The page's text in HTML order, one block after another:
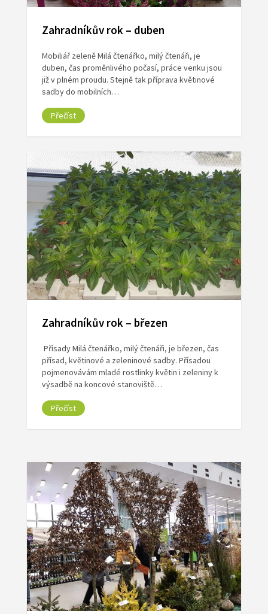
Zahradníkův rok – duben
Mobiliář zeleně Milá čtenářko, milý čtenáři, je
duben, čas proměnlivého počasí, práce venku jsou
již v plném proudu. Stejně tak příprava květinové
sadby do mobilních…
Přečíst
Zahradníkův rok – březen
Přísady Milá čtenářko, milý čtenáři, je březen, čas
přísad, květinové a zeleninové sadby. Přísadou
pojmenovávám mladé rostlinky květin i zeleniny k
výsadbě na koncové stanoviště…
Přečíst